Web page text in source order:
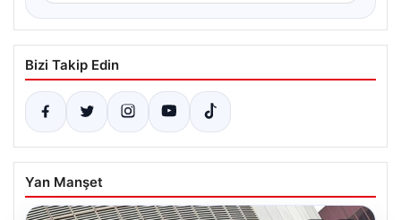
Bizi Takip Edin
Yan Manşet